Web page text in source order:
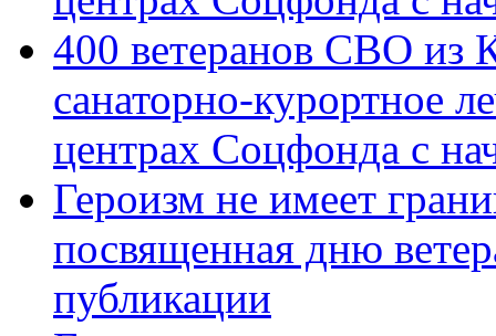
400 ветеранов СВО из
санаторно-курортное
центрах Соцфонда с
Героизм не имеет
посвященная дню
публикации